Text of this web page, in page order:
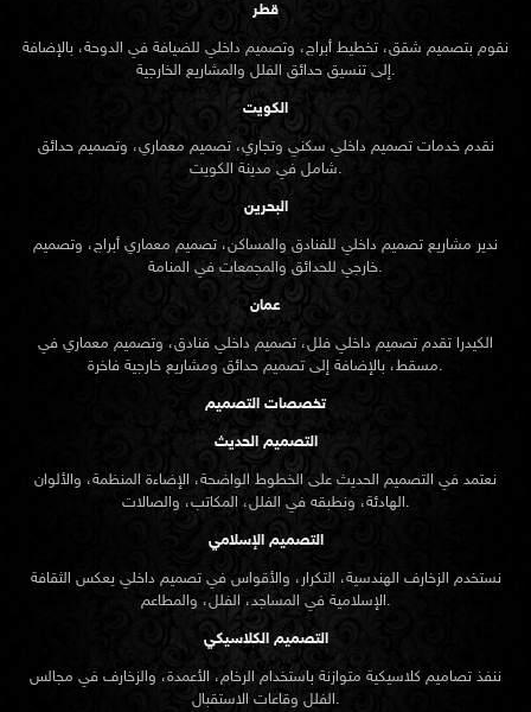
قطر
نقوم بتصميم شقق، تخطيط أبراج، وتصميم داخلي للضيافة في الدوحة، بالإضافة
إلى تنسيق حدائق الفلل والمشاريع الخارجية.
الكويت
نقدم خدمات تصميم داخلي سكني وتجاري، تصميم معماري، وتصميم حدائق
شامل في مدينة الكويت.
البحرين
ندير مشاريع تصميم داخلي للفنادق والمساكن، تصميم معماري أبراج، وتصميم
خارجي للحدائق والمجمعات في المنامة.
عمان
الكيدرا تقدم تصميم داخلي فلل، تصميم داخلي فنادق، وتصميم معماري في
مسقط، بالإضافة إلى تصميم حدائق ومشاريع خارجية فاخرة.
تخصصات التصميم
التصميم الحديث
نعتمد في التصميم الحديث على الخطوط الواضحة، الإضاءة المنظمة، والألوان
الهادئة، ونطبقه في الفلل، المكاتب، والصالات.
التصميم الإسلامي
نستخدم الزخارف الهندسية، التكرار، والأقواس في تصميم داخلي يعكس الثقافة
الإسلامية في المساجد، الفلل، والمطاعم.
التصميم الكلاسيكي
ننفذ تصاميم كلاسيكية متوازنة باستخدام الرخام، الأعمدة، والزخارف في مجالس
الفلل وقاعات الاستقبال.